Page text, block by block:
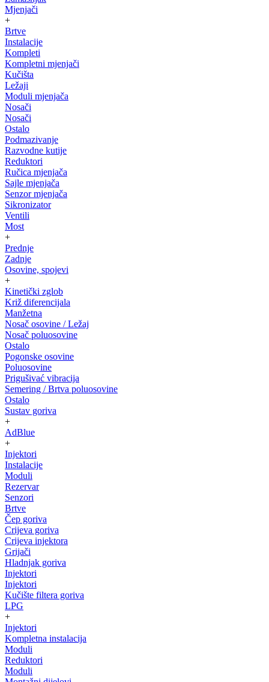
Mjenjači
+
Brtve
Instalacije
Kompleti
Kompletni mjenjači
Kučišta
Ležaji
Moduli mjenjača
Nosači
Nosači
Ostalo
Podmazivanje
Razvodne kutije
Reduktori
Ručica mjenjača
Sajle mjenjača
Senzor mjenjača
Sikronizator
Ventili
Most
+
Prednje
Zadnje
Osovine, spojevi
+
Kinetički zglob
Križ diferencijala
Manžetna
Nosač osovine / Ležaj
Nosač poluosovine
Ostalo
Pogonske osovine
Poluosovine
Prigušivać vibracija
Semering / Brtva poluosovine
Ostalo
Sustav goriva
+
AdBlue
+
Injektori
Instalacije
Moduli
Rezervar
Senzori
Brtve
Čep goriva
Crijeva goriva
Crijeva injektora
Grijači
Hladnjak goriva
Injektori
Injektori
Kučište filtera goriva
LPG
+
Injektori
Kompletna instalacija
Moduli
Reduktori
Moduli